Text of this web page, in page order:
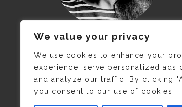
We value your privacy
We use cookies to enhance your
experience, serve personalized ads
and analyze our traffic. By clicking
you consent to our use of cookies.
JE M’APPELLE DELPHINE MAIS
C’EST ©CAMILLE COLLIN QUI A
PRIS CETTE PHOTO !